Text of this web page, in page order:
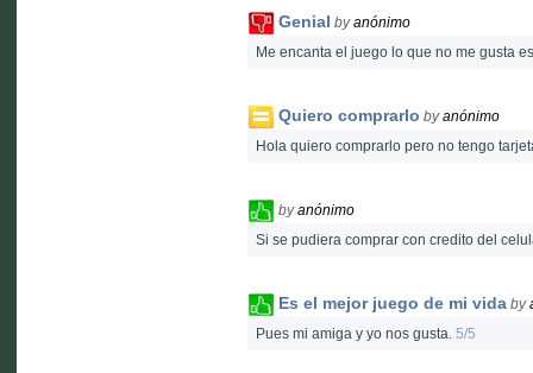
Genial byanónimo
Me encanta el juego lo que no me gusta
Quiero comprarlo byanónimo
Hola quiero comprarlo pero no tengo
byanónimo
Si se pudiera comprar con credito del
Es el mejor juego de mi vida by
Pues mi amiga y yo nos gusta. 5/5